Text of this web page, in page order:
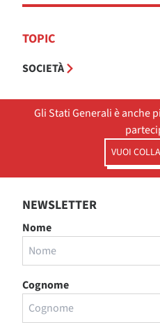
TOPIC
SOCIETÀ
Gli Stati Generali è anche
VUOI
NEWSLETTER
Nome
Cognome